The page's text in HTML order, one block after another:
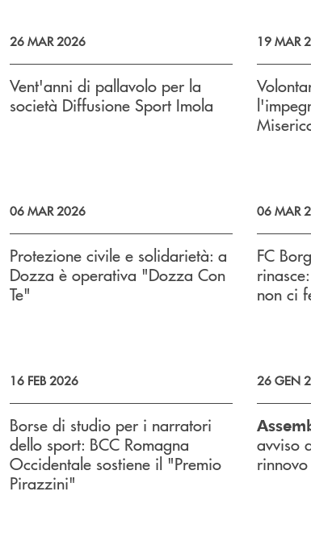
26 MAR 2026
Vent'anni di pallavolo per la
società Diffusione Sport Imola
19 MAR
06 MAR 2026
Protezione civile e solidarietà: a
Dozza è operativa "Dozza Con
Te"
06 MAR
FC
non ci
16 FEB 2026
Borse di studio per i narratori
dello sport: BCC Romagna
Occidentale sostiene il "Premio
Pirazzini"
26 GEN
avviso